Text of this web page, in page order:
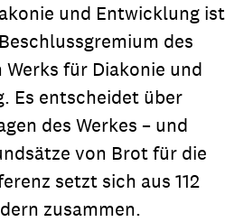
und Entwicklung ist
des
Werks für Diakonie und
Es entscheidet über
des Werkes – und
von Brot für die
setzt sich aus 112
zusammen.